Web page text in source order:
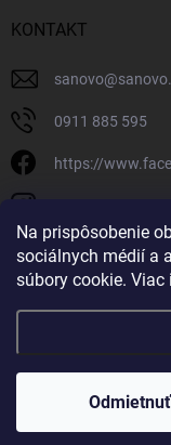
Na prispôsobenie
sociálnych médií a
súbory cookie.
Odmietnuť
KONTAKT
sanovo@
0911 885 595
https://
Copyright 2026